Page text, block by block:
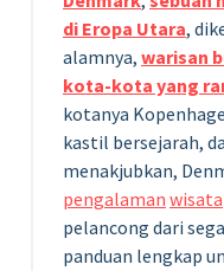
di Eropa Utara,
alamnya, warisan
kota-kota yang
kotanya
kastil bersejarah,
menakjubkan,
pengalaman wisata
pelancong dari
panduan lengkap